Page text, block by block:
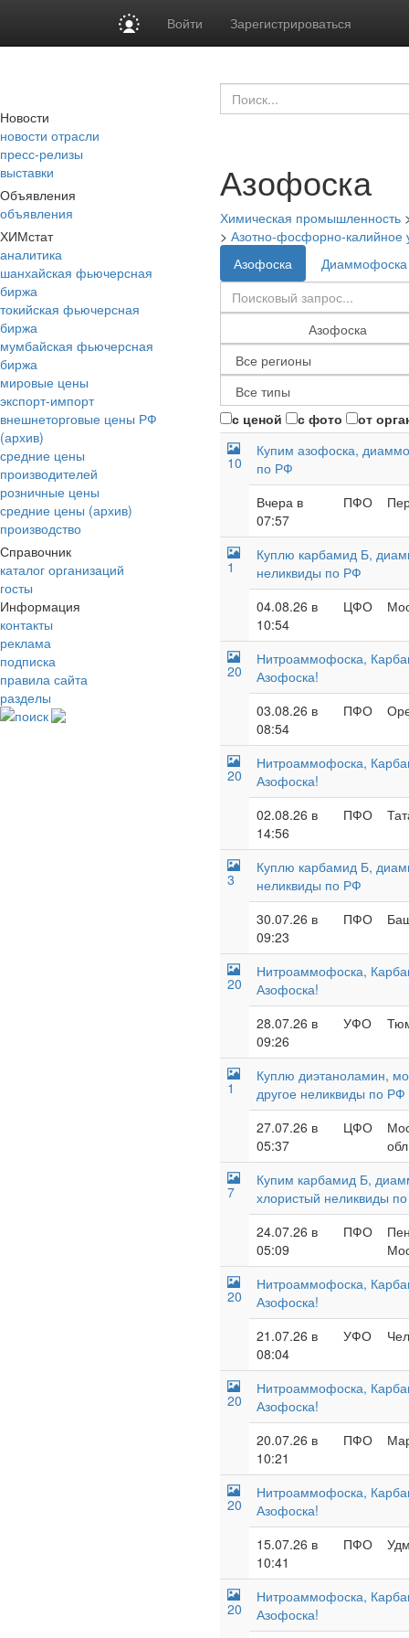
Войти Зарегистрироваться
Новости
новости отрасли
пресс-релизы
выставки
Объявления
объявления
ХИМстат
аналитика
шанхайская фьючерсная
биржа
токийская фьючерсная
биржа
мумбайская фьючерсная
биржа
мировые цены
экспорт-импорт
внешнеторговые цены РФ
(архив)
средние цены
производителей
розничные цены
средние цены (архив)
производство
Справочник
каталог организаций
госты
Информация
контакты
реклама
подписка
правила сайта
разделы
поиск
Азофоска
Химическая промышленность
> Азотно-фосфорно-калийное
Азофоска
Диаммофоска
с ценой с фото от
10
Купим азофоска,
по РФ
Вчера в
07:57
ПФО
1
Куплю карбамид Б,
неликвиды по РФ
04.08.26 в
10:54
ЦФО
20
Нитроаммофоска,
Азофоска!
03.08.26 в
08:54
ПФО
20
Нитроаммофоска,
Азофоска!
02.08.26 в
14:56
ПФО
3
Куплю карбамид Б,
неликвиды по РФ
30.07.26 в
09:23
ПФО
20
Нитроаммофоска,
Азофоска!
28.07.26 в
09:26
УФО
1
Куплю диэтаноламин,
другое неликвиды по РФ
27.07.26 в
05:37
ЦФО
7
Купим карбамид Б,
хлористый неликвиды
24.07.26 в
05:09
ПФО
20
Нитроаммофоска,
Азофоска!
21.07.26 в
08:04
УФО
20
Нитроаммофоска,
Азофоска!
20.07.26 в
10:21
ПФО
20
Нитроаммофоска,
Азофоска!
15.07.26 в
10:41
ПФО
20
Нитроаммофоска,
Азофоска!